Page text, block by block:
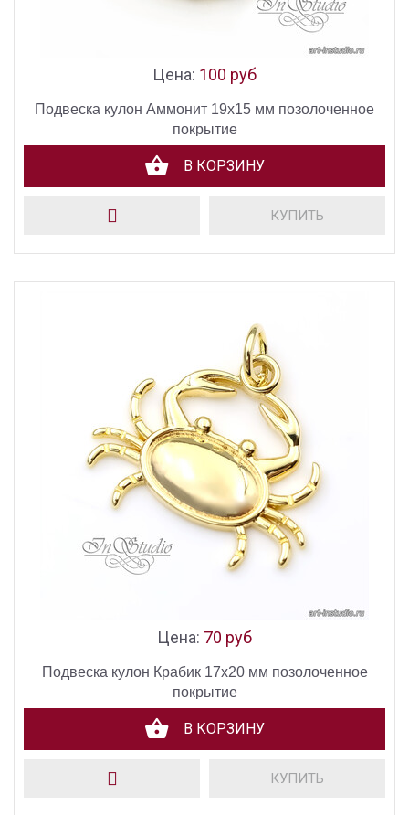
Цена: 100 руб
Подвеска кулон Аммонит 19х15 мм позолоченное
покрытие
В КОРЗИНУ
КУПИТЬ
Цена: 70 руб
Подвеска кулон Крабик 17х20 мм позолоченное
покрытие
В КОРЗИНУ
КУПИТЬ